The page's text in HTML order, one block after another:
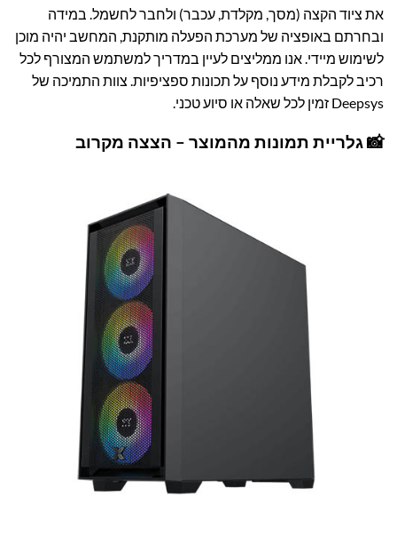
את ציוד הקצה (מסך, מקלדת, עכבר) ולחבר לחשמל. במידה
ובחרתם באופציה של מערכת הפעלה מותקנת, המחשב יהיה מוכן
לשימוש מיידי. אנו ממליצים לעיין במדריך למשתמש המצורף לכל
רכיב לקבלת מידע נוסף על תכונות ספציפיות. צוות התמיכה של
Deepsys זמין לכל שאלה או סיוע טכני.
📸 גלריית תמונות מהמוצר – הצצה מקרוב